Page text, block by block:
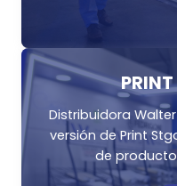
Distribuidora
versión de Print
de